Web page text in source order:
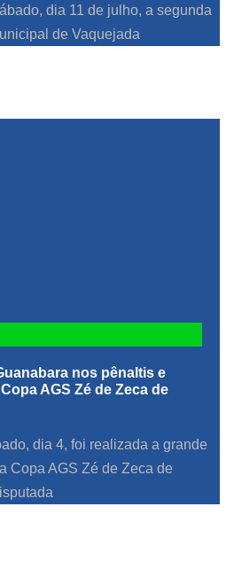
dia 11 de julho, a segunda
de Vaquejada
nos pênaltis e
AGS Zé de Zeca de
dia 4, foi realizada a grande
Copa AGS Zé de Zeca de